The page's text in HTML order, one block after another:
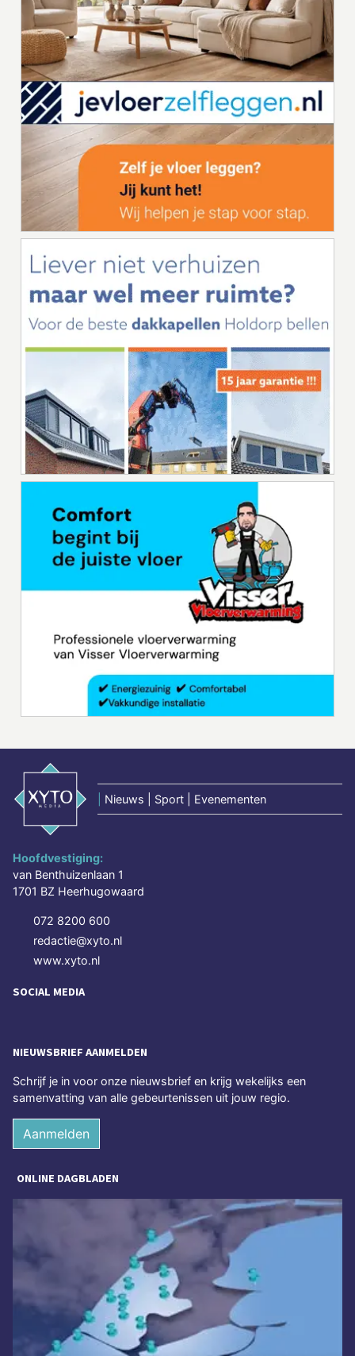
Nieuws | Sport | Evenementen
Hoofdvestiging:
van Benthuizenlaan 1
1701 BZ Heerhugowaard
072 8200 600
redactie@xyto.nl
www.xyto.nl
SOCIAL MEDIA
NIEUWSBRIEF AANMELDEN
Schrijf je in voor onze nieuwsbrief en krijg wekelijks een
samenvatting van alle gebeurtenissen uit jouw regio.
Aanmelden
ONLINE DAGBLADEN